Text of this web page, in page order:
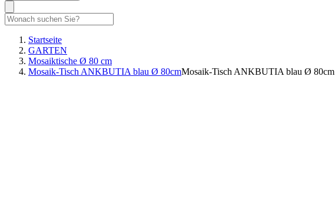
Startseite
GARTEN
Mosaiktische Ø 80 cm
Mosaik-Tisch ANKBUTIA blau Ø 80cmMosaik-Tisch ANKBUTIA blau Ø 80cm